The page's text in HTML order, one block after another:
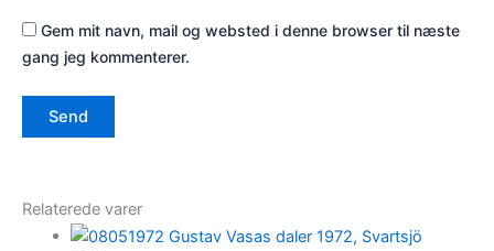
Gem mit navn, mail og websted i denne browser til næste
gang jeg kommenterer.
Relaterede varer